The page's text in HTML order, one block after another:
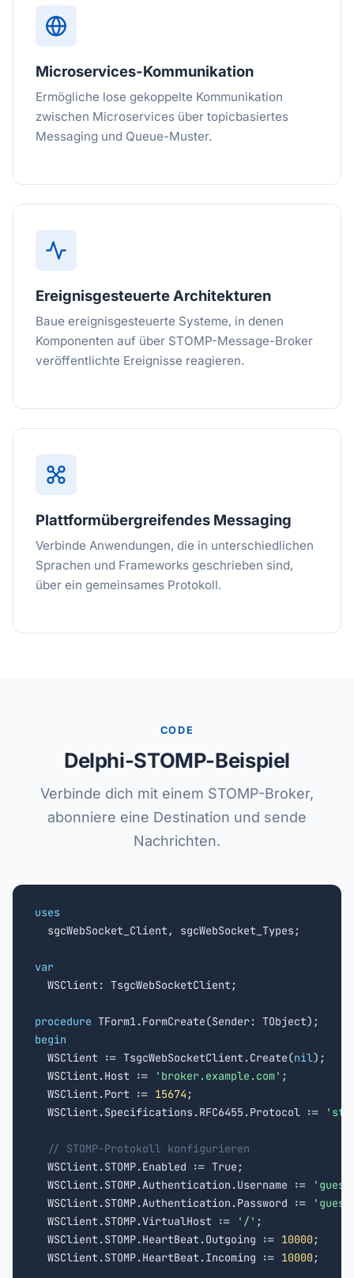
Microservices-Kommunikation
Ermögliche lose gekoppelte Kommunikation
zwischen Microservices über topicbasiertes
Messaging und Queue-Muster.
Ereignisgesteuerte Architekturen
Baue ereignisgesteuerte Systeme, in denen
Komponenten auf über STOMP-Message-Broker
veröffentlichte Ereignisse reagieren.
Plattformübergreifendes Messaging
Verbinde Anwendungen, die in unterschiedlichen
Sprachen und Frameworks geschrieben sind,
über ein gemeinsames Protokoll.
CODE
Delphi-STOMP-Beispiel
Verbinde dich mit einem STOMP-Broker,
abonniere eine Destination und sende
Nachrichten.
uses
sgcWebSocket_Client, sgcWebSocket_Types;
var
WSClient: TsgcWebSocketClient;
procedure
begin
WSClient := TsgcWebSocketClient.Create(nil);
  WSClient.Host :=
'broker.example.com' ;
  WSClient.Port :=
15674 ;
  WSClient.Specifications.RFC6455.Protocol :=
// STOMP-Protokoll konfigurieren
  WSClient.STOMP.Enabled := True;
  WSClient.STOMP.Authentication.Username :=
  WSClient.STOMP.Authentication.Password :=
  WSClient.STOMP.VirtualHost :=
'/' ;
  WSClient.STOMP.HeartBeat.Outgoing :=
10000 ;
  WSClient.STOMP.HeartBeat.Incoming :=
10000 ;